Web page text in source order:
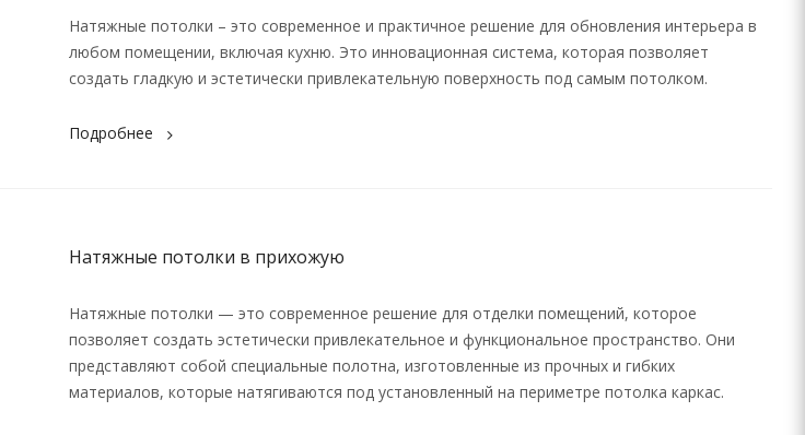
Натяжные потолки – это современное и практичное решение для обновления интерьера в
любом помещении, включая кухню. Это инновационная система, которая позволяет
создать гладкую и эстетически привлекательную поверхность под самым потолком.
Подробнее
Натяжные потолки в прихожую
Натяжные потолки — это современное решение для отделки помещений, которое
позволяет создать эстетически привлекательное и функциональное пространство. Они
представляют собой специальные полотна, изготовленные из прочных и гибких
материалов, которые натягиваются под установленный на периметре потолка каркас.